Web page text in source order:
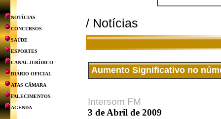
NOTÍCIAS
CONCURSOS
SAÚDE
ESPORTES
CANAL JURÍDICO
DIÁRIO OFICIAL
ATAS CÂMARA
FALECIMENTOS
AGENDA
/ Notícias
Aumento Significativo no
Intersom FM
3 de Abril de 2009